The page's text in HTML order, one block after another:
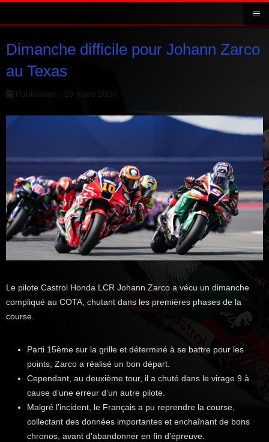
Dimanche difficile pour Johann Zarco
au Texas
Publication : 29 mars 2026
Le pilote Castrol Honda LCR Johann Zarco a vécu un dimanche
compliqué au COTA, chutant dans les premières phases de la
course.
Parti 15ème sur la grille et déterminé à se battre pour les
points, Zarco a réalisé un bon départ.
Cependant, au deuxième tour, il a chuté dans le virage 9 à
cause d’une erreur d’un autre pilote.
Malgré l’incident, le Français a pu reprendre la course,
collectant des données importantes et enchaînant de bons
chronos, avant d’abandonner en fin d’épreuve.
≡